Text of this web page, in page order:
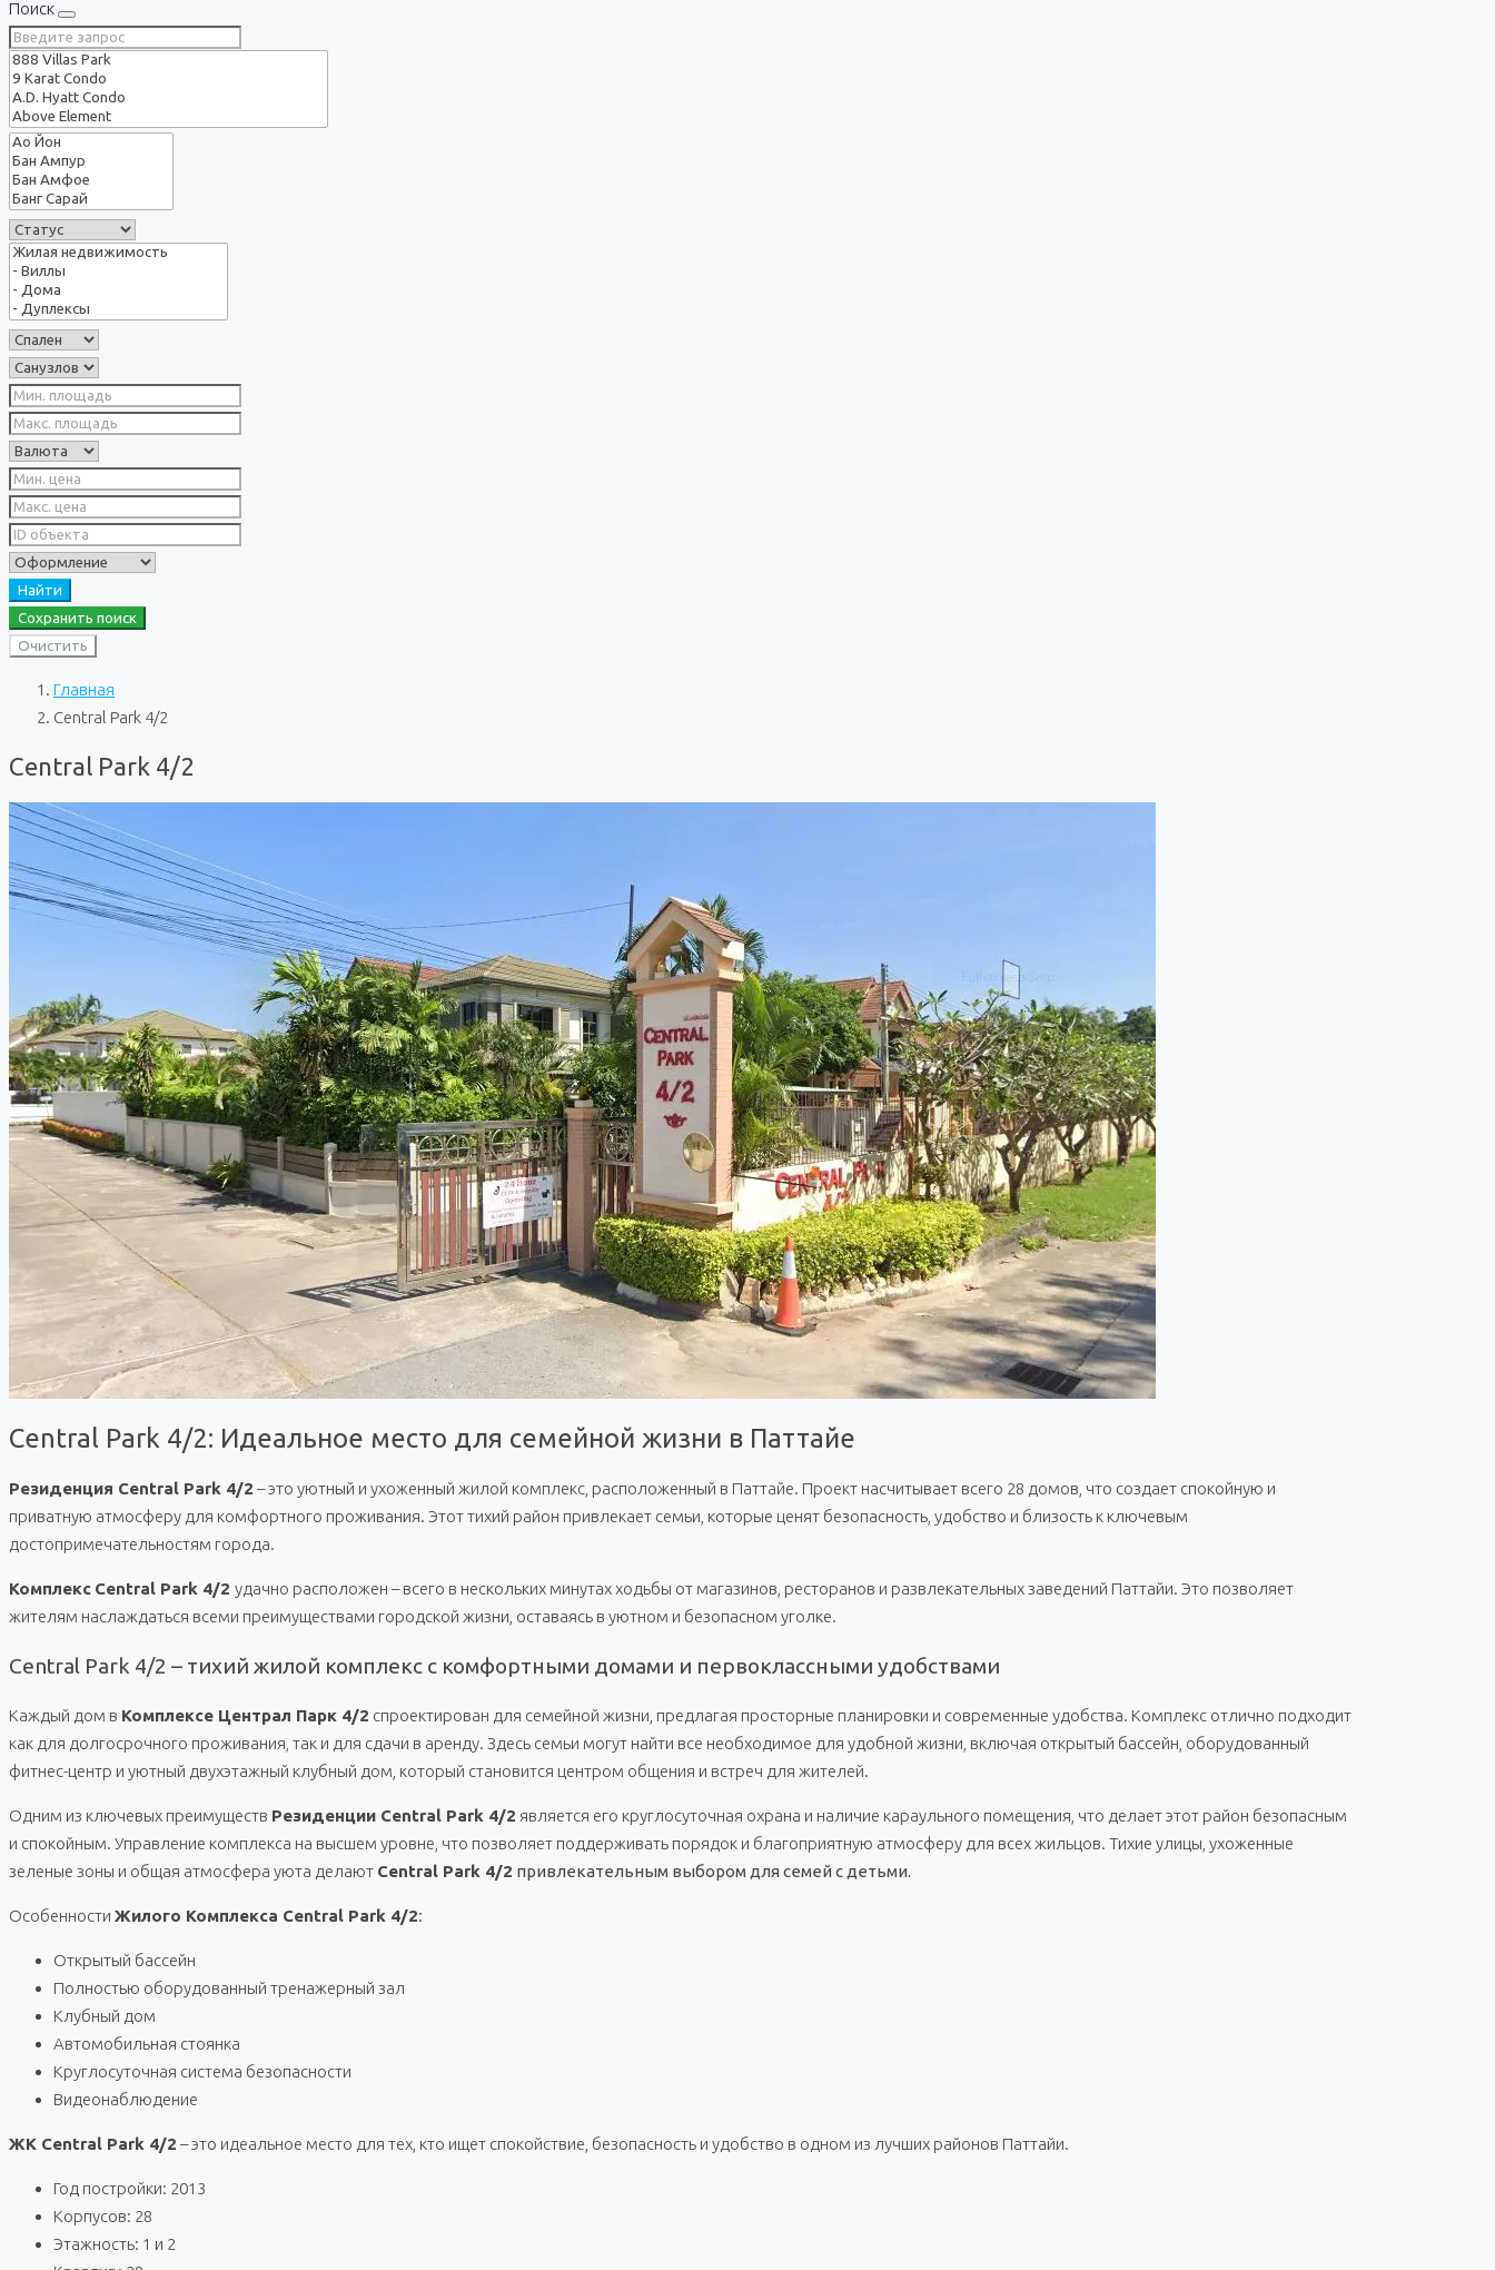
Поиск
Найти
Сохранить поиск
Очистить
Главная
Central Park 4/2
Central Park 4/2
Central Park 4/2: Идеальное место для семейной жизни в Паттайе
Резиденция Central Park 4/2 – это уютный и ухоженный жилой комплекс, расположенный в Паттайе. Проект насчитывает всего 28 домов, что создает спокойную и
приватную атмосферу для комфортного проживания. Этот тихий район привлекает семьи, которые ценят безопасность, удобство и близость к ключевым
достопримечательностям города.
Комплекс Central Park 4/2 удачно расположен – всего в нескольких минутах ходьбы от магазинов, ресторанов и развлекательных заведений Паттайи. Это позволяет
жителям наслаждаться всеми преимуществами городской жизни, оставаясь в уютном и безопасном уголке.
Central Park 4/2 – тихий жилой комплекс с комфортными домами и первоклассными удобствами
Каждый дом в Комплексе Централ Парк 4/2 спроектирован для семейной жизни, предлагая просторные планировки и современные удобства. Комплекс отлично подходит
как для долгосрочного проживания, так и для сдачи в аренду. Здесь семьи могут найти все необходимое для удобной жизни, включая открытый бассейн, оборудованный
фитнес-центр и уютный двухэтажный клубный дом, который становится центром общения и встреч для жителей.
Одним из ключевых преимуществ Резиденции Central Park 4/2 является его круглосуточная охрана и наличие караульного помещения, что делает этот район безопасным
и спокойным. Управление комплекса на высшем уровне, что позволяет поддерживать порядок и благоприятную атмосферу для всех жильцов. Тихие улицы, ухоженные
зеленые зоны и общая атмосфера уюта делают Central Park 4/2 привлекательным выбором для семей с детьми.
Особенности Жилого Комплекса Central Park 4/2:
Открытый бассейн
Полностью оборудованный тренажерный зал
Клубный дом
Автомобильная стоянка
Круглосуточная система безопасности
Видеонаблюдение
ЖК Central Park 4/2 – это идеальное место для тех, кто ищет спокойствие, безопасность и удобство в одном из лучших районов Паттайи.
Год постройки: 2013
Корпусов: 28
Этажность: 1 и 2